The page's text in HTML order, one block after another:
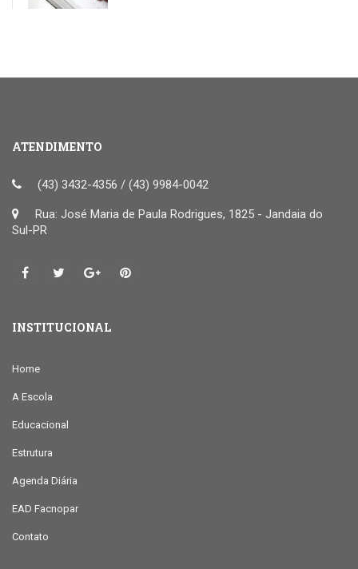
ATENDIMENTO
(43) 3432-4356 / (43) 9984-0042
Rua: José Maria de Paula Rodrigues, 1825 - Jandaia do
Sul-PR
INSTITUCIONAL
Home
A Escola
Educacional
Estrutura
Agenda Diária
EAD Facnopar
Contato